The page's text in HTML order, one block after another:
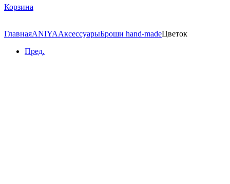
Корзина
ГлавнаяANIYAАксессуарыБроши hand-madeЦветок
Пред.